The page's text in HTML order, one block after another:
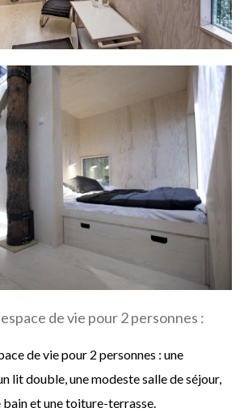
de vie pour 2 personnes :
de vie pour 2 personnes : une
lit double, une modeste salle de séjour,
bain et une toiture-terrasse.